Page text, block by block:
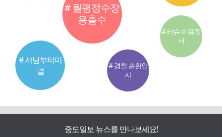
# 월평정수장
용출수
# 서남부터미
널
# 경찰 순환인
사
# 타슈 이용질
서
중도일보 뉴스를 만나보세요!